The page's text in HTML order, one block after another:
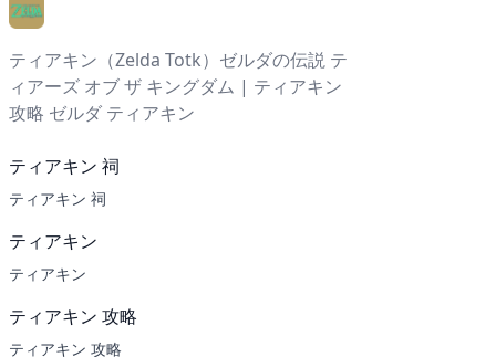
ティアキン（Zelda Totk）ゼルダの伝説 テ
ィアーズ オブ ザ キングダム | ティアキン
攻略 ゼルダ ティアキン
ティアキン 祠
ティアキン 祠
ティアキン
ティアキン
ティアキン 攻略
ティアキン 攻略